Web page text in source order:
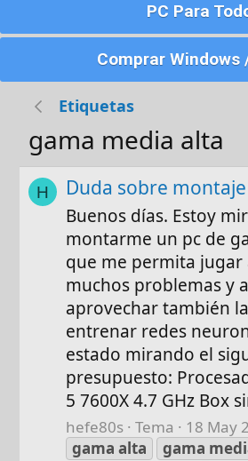
PC Para
Comprar Windows
Etiquetas
gama media alta
H Duda sobre
Buenos días. Estoy
montarme un pc de
que me permita jugar
muchos problemas y
aprovechar también
entrenar redes
estado mirando el
presupuesto:
5 7600X 4.7 GHz Box
hefe80s Tema
18 May
gama alta gama